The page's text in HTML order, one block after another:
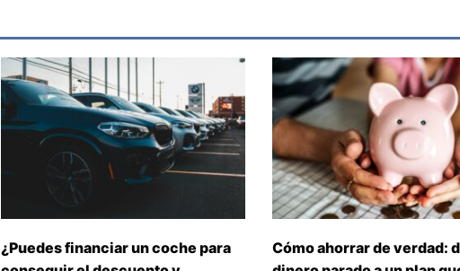
¿Puedes financiar un coche para
Cómo ahorrar de verdad: